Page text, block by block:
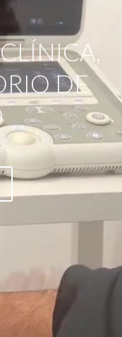
DE